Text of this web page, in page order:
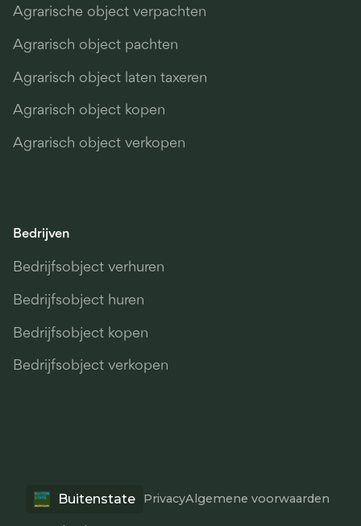
Agrarische object verpachten
Agrarisch object pachten
Agrarisch object laten taxeren
Agrarisch object kopen
Agrarisch object verkopen
Bedrijven
Bedrijfsobject verhuren
Bedrijfsobject huren
Bedrijfsobject kopen
Bedrijfsobject verkopen
Buitenstate PrivacyAlgemene voorwaarden